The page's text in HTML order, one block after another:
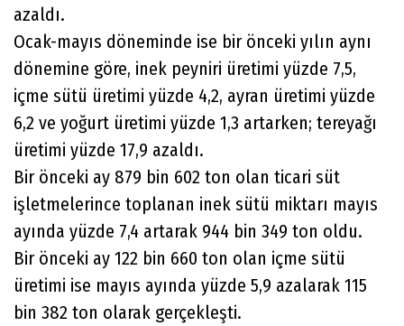
azaldı.
Ocak-mayıs döneminde ise bir önceki yılın aynı
dönemine göre, inek peyniri üretimi yüzde 7,5,
içme sütü üretimi yüzde 4,2, ayran üretimi yüzde
6,2 ve yoğurt üretimi yüzde 1,3 artarken; tereyağı
üretimi yüzde 17,9 azaldı.
Bir önceki ay 879 bin 602 ton olan ticari süt
işletmelerince toplanan inek sütü miktarı mayıs
ayında yüzde 7,4 artarak 944 bin 349 ton oldu.
Bir önceki ay 122 bin 660 ton olan içme sütü
üretimi ise mayıs ayında yüzde 5,9 azalarak 115
bin 382 ton olarak gerçekleşti.